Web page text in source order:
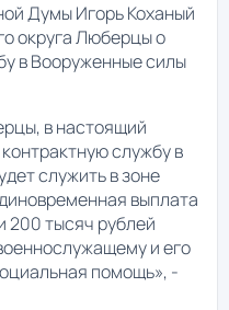
Думы Игорь Коханый
округа Люберцы о
в Вооруженные силы
в настоящий
службу в
служить в зоне
выплата
200 тысяч рублей
и его
помощь», -